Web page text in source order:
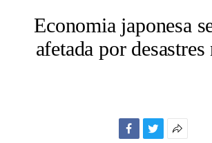
Economia japonesa
afetada por desastres